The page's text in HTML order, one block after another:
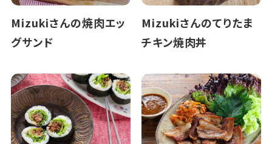
Mizukiさんの焼肉エッ
グサンド
Mizukiさんのてりたま
チキン焼肉丼